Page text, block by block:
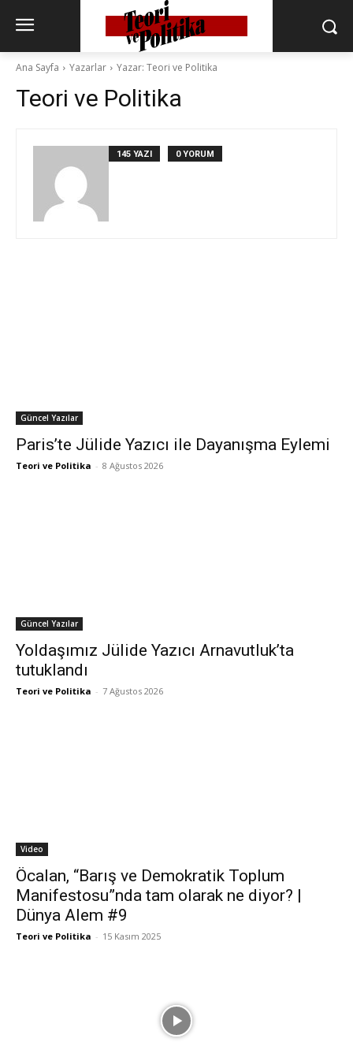
Ana Sayfa Yazarlar Yazar: Teori ve Politika
Teori ve Politika
145 YAZI 0 YORUM
Güncel Yazılar
Paris’te Jülide Yazıcı ile Dayanışma Eylemi
Teori ve Politika - 8 Ağustos 2026
Güncel Yazılar
Yoldaşımız Jülide Yazıcı Arnavutluk’ta
tutuklandı
Teori ve Politika - 7 Ağustos 2026
Video
Öcalan, “Barış ve Demokratik Toplum
Manifestosu”nda tam olarak ne diyor? |
Dünya Alem #9
Teori ve Politika - 15 Kasım 2025